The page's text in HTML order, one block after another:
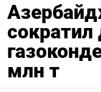
млн т